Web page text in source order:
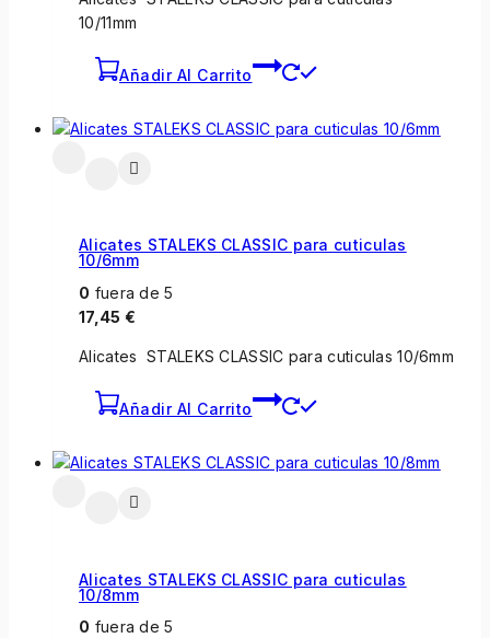
10/11mm
Añadir Al Carrito
Alicates STALEKS CLASSIC para cuticulas
10/6mm
0 fuera de 5
17,45 €
Alicates STALEKS CLASSIC para cuticulas 10/6mm
Añadir Al Carrito
Alicates STALEKS CLASSIC para cuticulas
10/8mm
0 fuera de 5